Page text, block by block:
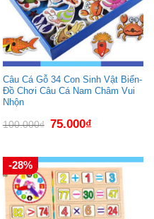
Câu Cá Gỗ 34 Con Sinh Vật Biển-
Đồ Chơi Câu Cá Nam Châm Vui
Nhộn
100.000₫ Giá
gốc
75.000₫Giá
hiện
75.000₫.
-28%